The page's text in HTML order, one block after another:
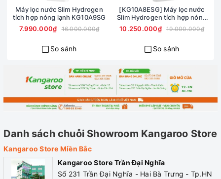
Đặc điểm nổi bật:
Máy lọc nước KG10A7S tích hợp chức năng lấy nước
nóng lạnh phục vụ nhu cầu lấy nước pha sữa, pha trà,
cafe, nước uống tinh khiết...
các tác nhân oxy hóa và các bệnh
• Công nghệ Ion Exchange trong lõi lọc của Kangaroo giúp
xử lý hiệu quả nguồn nước nhiễm đá vôi
• Kiểu dáng, hoa văn lấy cảm hứng từ văn hóa Nhật Bản tinh
thế, thanh lịch
• Van điều khiển lấy nước nóng lạnh cơ học giúp sử dụng
Máy lọc nước Slim Hydrogen
tích hợp nóng lạnh KG10A9SG
7.990.000₫
16.000.000₫
So sánh
[KG10A8ESG] Máy lọc nước
Slim Hydrogen tích hợp nóng
lạnh sử dụng Block
10.250.000₫ 19.000.000₫
So sánh
Danh sách chuỗi Showroom Kangaroo Store
Kangaroo Store Miền Bắc
Kangaroo Store Trần Đại Nghĩa
Số 231 Trần Đại Nghĩa - Hai Bà Trưng - Tp.HN